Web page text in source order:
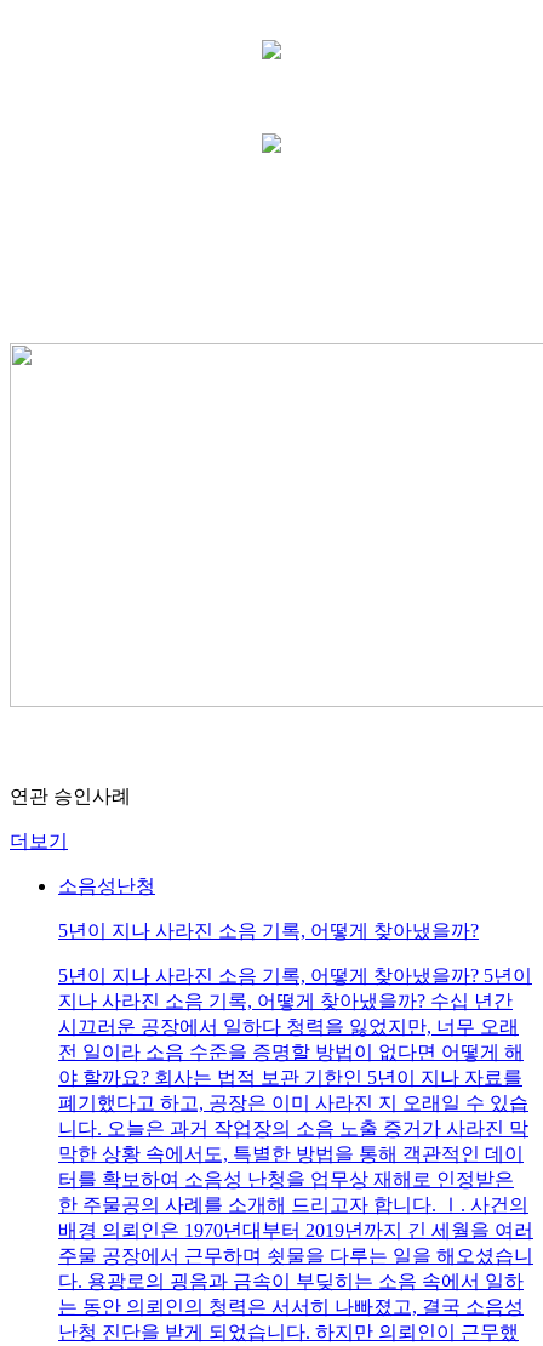
연관 승인사례
더보기
소음성난청
5년이 지나 사라진 소음 기록, 어떻게 찾아냈을까?
5년이 지나 사라진 소음 기록, 어떻게 찾아냈을까? 5년이
지나 사라진 소음 기록, 어떻게 찾아냈을까? 수십 년간
시끄러운 공장에서 일하다 청력을 잃었지만, 너무 오래
전 일이라 소음 수준을 증명할 방법이 없다면 어떻게 해
야 할까요? 회사는 법적 보관 기한인 5년이 지나 자료를
폐기했다고 하고, 공장은 이미 사라진 지 오래일 수 있습
니다. 오늘은 과거 작업장의 소음 노출 증거가 사라진 막
막한 상황 속에서도, 특별한 방법을 통해 객관적인 데이
터를 확보하여 소음성 난청을 업무상 재해로 인정받은
한 주물공의 사례를 소개해 드리고자 합니다. Ⅰ. 사건의
배경 의뢰인은 1970년대부터 2019년까지 긴 세월을 여러
주물 공장에서 근무하며 쇳물을 다루는 일을 해오셨습니
다. 용광로의 굉음과 금속이 부딪히는 소음 속에서 일하
는 동안 의뢰인의 청력은 서서히 나빠졌고, 결국 소음성
난청 진단을 받게 되었습니다. 하지만 의뢰인이 근무했